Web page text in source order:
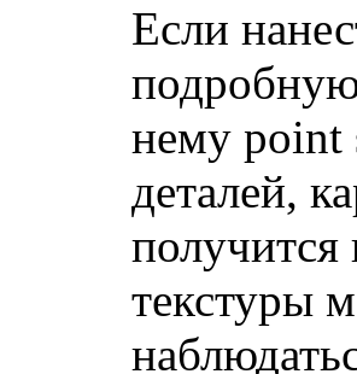
Если
нему point
деталей,
получится
текстуры